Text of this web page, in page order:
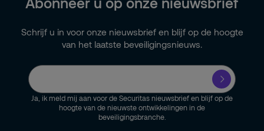
Schrijf u in voor onze nieuwsbrief en blijf op de hoogte
van het laatste beveiligingsnieuws.
Ja, ik meld mij aan voor de Securitas nieuwsbrief en blijf op de
hoogte van de nieuwste ontwikkelingen in de
beveiligingsbranche.